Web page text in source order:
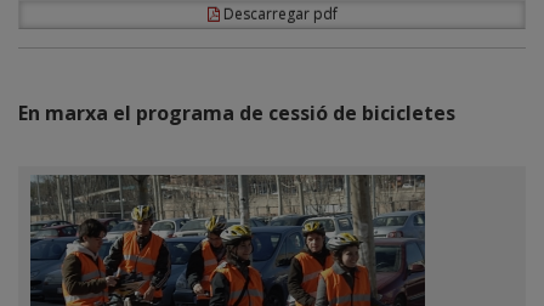
página
de
Descarregar pdf
En marxa el programa de cessió de bicicletes